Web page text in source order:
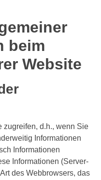
beim
Website
zugreifen, d.h., wenn Sie
Informationen
Informationen
Informationen (Server-
des Webbrowsers, das